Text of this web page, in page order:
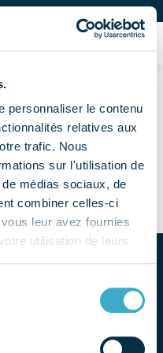
personnaliser le contenu
relatives aux
trafic. Nous
sur l'utilisation de
médias sociaux, de
combiner celles-ci
leur avez fournies
utilisation de leurs
distributeurs dentaires
trouver ce que vous
vous être utile.